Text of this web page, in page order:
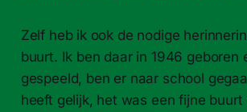
Zelf heb ik ook de nodige
buurt. Ik ben daar in 1946 geboren
gespeeld, ben er naar school
heeft gelijk, het was een fijne buurt